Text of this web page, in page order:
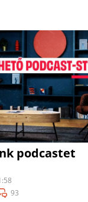
podcastet
93